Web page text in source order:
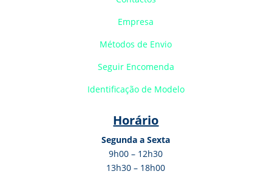
Empresa
Métodos de Envio
Seguir Encomenda
Identificação de Modelo
Horário
Segunda a Sexta
9h00 – 12h30
13h30 – 18h00